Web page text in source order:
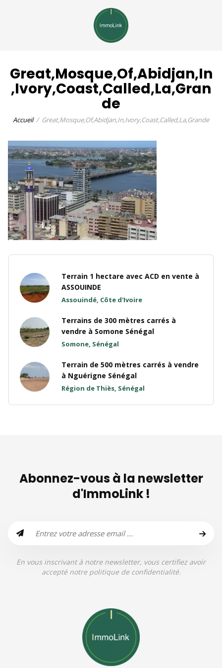
Great,Mosque,Of,Abidjan,In
,Ivory,Coast,Called,La,Gran
de
Accueil Great,Mosque,Of,Abidjan,In,Ivory,Coast,Called,La,Grande
Terrain 1 hectare avec ACD en vente à
ASSOUINDE
Assouindé, Côte d'Ivoire
Terrains de 300 mètres carrés à
vendre à Somone Sénégal
Somone, Sénégal
Terrain de 500 mètres carrés à vendre
à Nguérigne Sénégal
Région de Thiès, Sénégal
Abonnez-vous à la newsletter
d'ImmoLink !
En vous inscrivant à notre newsletter, vous certifiez avoir
accepté notre politique de confidentialité.